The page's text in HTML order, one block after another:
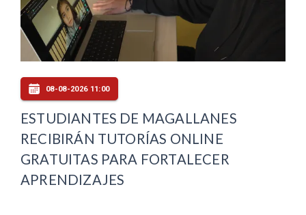
08-08-2026 11:00
ESTUDIANTES DE MAGALLANES
RECIBIRÁN TUTORÍAS ONLINE
GRATUITAS PARA FORTALECER
APRENDIZAJES